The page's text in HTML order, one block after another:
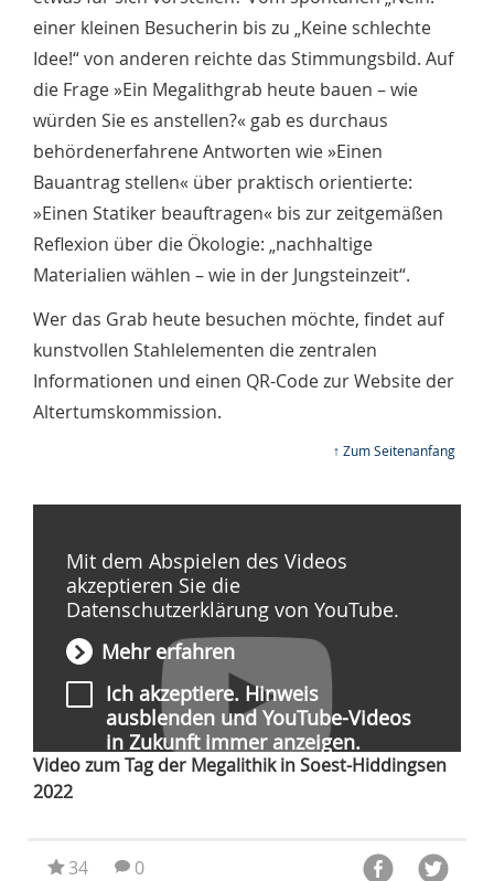
einer kleinen Besucherin bis zu „Keine schlechte
Idee!“ von anderen reichte das Stimmungsbild. Auf
die Frage »Ein Megalithgrab heute bauen – wie
würden Sie es anstellen?« gab es durchaus
behördenerfahrene Antworten wie »Einen
Bauantrag stellen« über praktisch orientierte:
»Einen Statiker beauftragen« bis zur zeitgemäßen
Reflexion über die Ökologie: „nachhaltige
Materialien wählen – wie in der Jungsteinzeit“.
Wer das Grab heute besuchen möchte, findet auf
kunstvollen Stahlelementen die zentralen
Informationen und einen QR-Code zur Website der
Altertumskommission.
↑ Zum Seitenanfang
Mit dem Abspielen des Videos
akzeptieren Sie die
Datenschutzerklärung von YouTube.
Mehr erfahren
Ich akzeptiere. Hinweis
ausblenden und YouTube-Videos
in Zukunft immer anzeigen.
Video zum Tag der Megalithik in Soest-Hiddingsen
2022
34 0